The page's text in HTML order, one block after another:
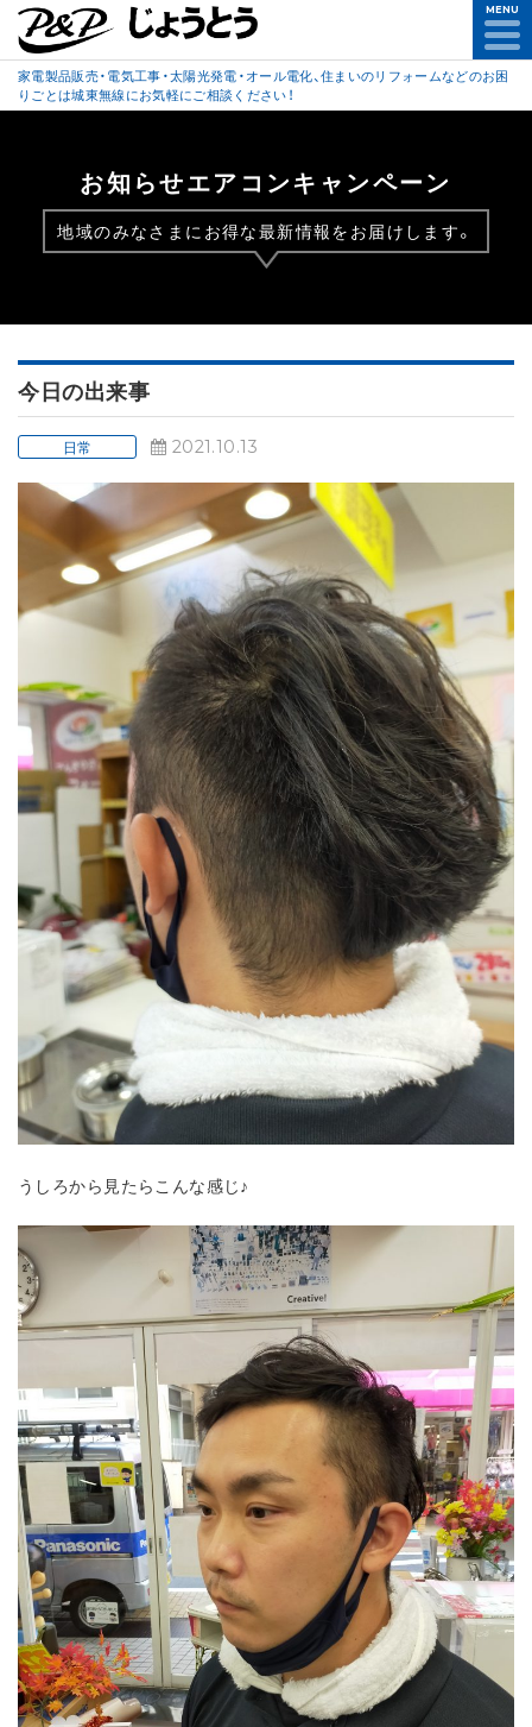
MENU
家電製品販売・電気工事・太陽光発電・オール電化、住まいのリフォームなどのお困
りごとは城東無線にお気軽にご相談ください！
お知らせエアコンキャンペーン
地域のみなさまにお得な最新情報をお届けします。
今日の出来事
日常 2021.10.13
うしろから見たらこんな感じ♪